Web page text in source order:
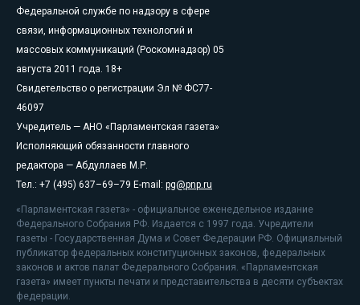
Федеральной службе по надзору в сфере
связи, информационных технологий и
массовых коммуникаций (Роскомнадзор) 05
августа 2011 года. 18+
Свидетельство о регистрации Эл № ФС77-
46097
Учредитель — АНО «Парламентская газета»
Исполняющий обязанности главного
редактора — Абдуллаев М.Р.
Тел.: +7 (495) 637–69–79 E-mail: pg@pnp.ru
«Парламентская газета» - официальное еженедельное издание
Федерального Собрания РФ. Издается с 1997 года. Учредители
газеты - Государственная Дума и Совет Федерации РФ. Официальный
публикатор федеральных конституционных законов, федеральных
законов и актов палат Федерального Собрания. «Парламентская
газета» имеет пункты печати и представительства в десяти субъектах
федерации.